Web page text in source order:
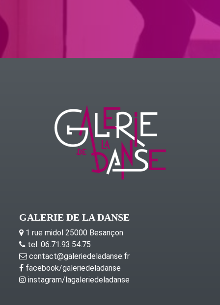
GALERIE DE LA DANSE
1 rue midol 25000 Besançon
tel: 06.71.93.54.75
contact@galeriedeladanse.fr
facebook/galeriedeladanse
instagram/lagaleriedeladanse